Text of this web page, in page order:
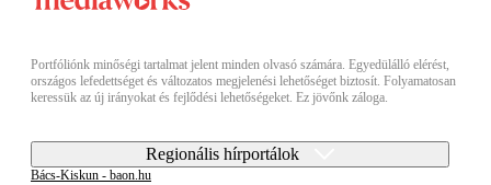
Portfóliónk minőségi tartalmat jelent minden olvasó számára. Egyedülálló elérést,
országos lefedettséget és változatos megjelenési lehetőséget biztosít. Folyamatosan
keressük az új irányokat és fejlődési lehetőségeket. Ez jövőnk záloga.
Regionális hírportálok
Bács-Kiskun - baon.hu